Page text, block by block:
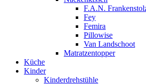
F.A.N.
Fey
Femira
Pillowise
Van Landschoot
Matratzentopper
Küche
Kinder
Kinderdrehstühle